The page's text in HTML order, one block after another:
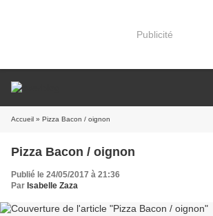
Publicité
Accueil » Pizza Bacon / oignon
Pizza Bacon / oignon
Publié le 24/05/2017 à 21:36
Par Isabelle Zaza